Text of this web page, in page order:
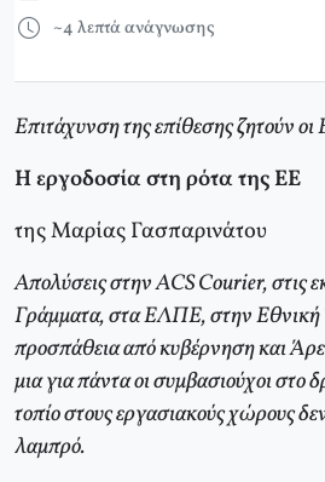
~4 λεπτά ανάγνωσης
Επιτάχυνση της επίθεσης ζητούν οι
H εργοδοσία στη ρότα της ΕΕ
της Μαρίας Γασπαρινάτου
Απολύσεις στην ACS Courier, στις
Γράμματα, στα EΛΠE, στην Eθνική
προσπάθεια από κυβέρνηση και
μια για πάντα οι συμβασιούχοι στο
τοπίο στους εργασιακούς χώρους δεν
λαμπρό.